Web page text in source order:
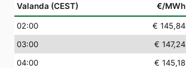
Valanda (CEST) €/MWh
02:00 € 145,84
03:00 € 147,24
04:00 € 145,18